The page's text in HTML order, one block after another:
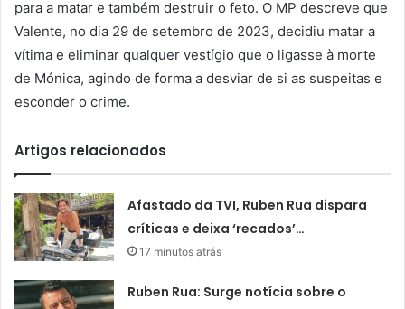
para a matar e também destruir o feto. O MP descreve que
Valente, no dia 29 de setembro de 2023, decidiu matar a
vítima e eliminar qualquer vestígio que o ligasse à morte
de Mónica, agindo de forma a desviar de si as suspeitas e
esconder o crime.
Artigos relacionados
Afastado da TVI, Ruben Rua dispara
críticas e deixa ‘recados’…
17 minutos atrás
Ruben Rua: Surge notícia sobre o